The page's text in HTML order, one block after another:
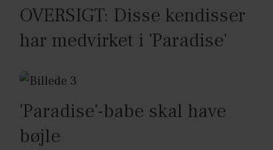
OVERSIGT: Disse kendisser
har medvirket i 'Paradise'
'Paradise'-babe skal have
bøjle